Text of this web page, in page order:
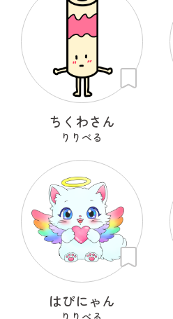
ちくわさん
りりべる
はぴにゃん